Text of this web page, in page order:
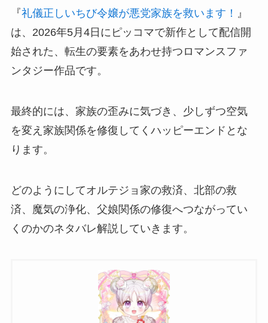
『礼儀正しいちび令嬢が悪党家族を救います！
』
は、2026年5月4日にピッコマで新作として配信開
始された、転生の要素をあわせ持つロマンスファ
ンタジー作品です。
最終的には、家族の歪みに気づき、少しずつ空気
を変え家族関係を修復してくハッピーエンドとな
ります。
どのようにしてオルテジョ家の救済、北部の救
済、魔気の浄化、父娘関係の修復へつながってい
くのかのネタバレ解説していきます。